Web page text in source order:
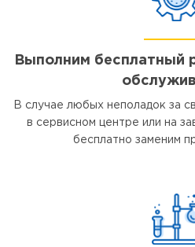
Выполним бесплатный
В случае любых неполадок за
в сервисном центре или на
бесплатно заменим